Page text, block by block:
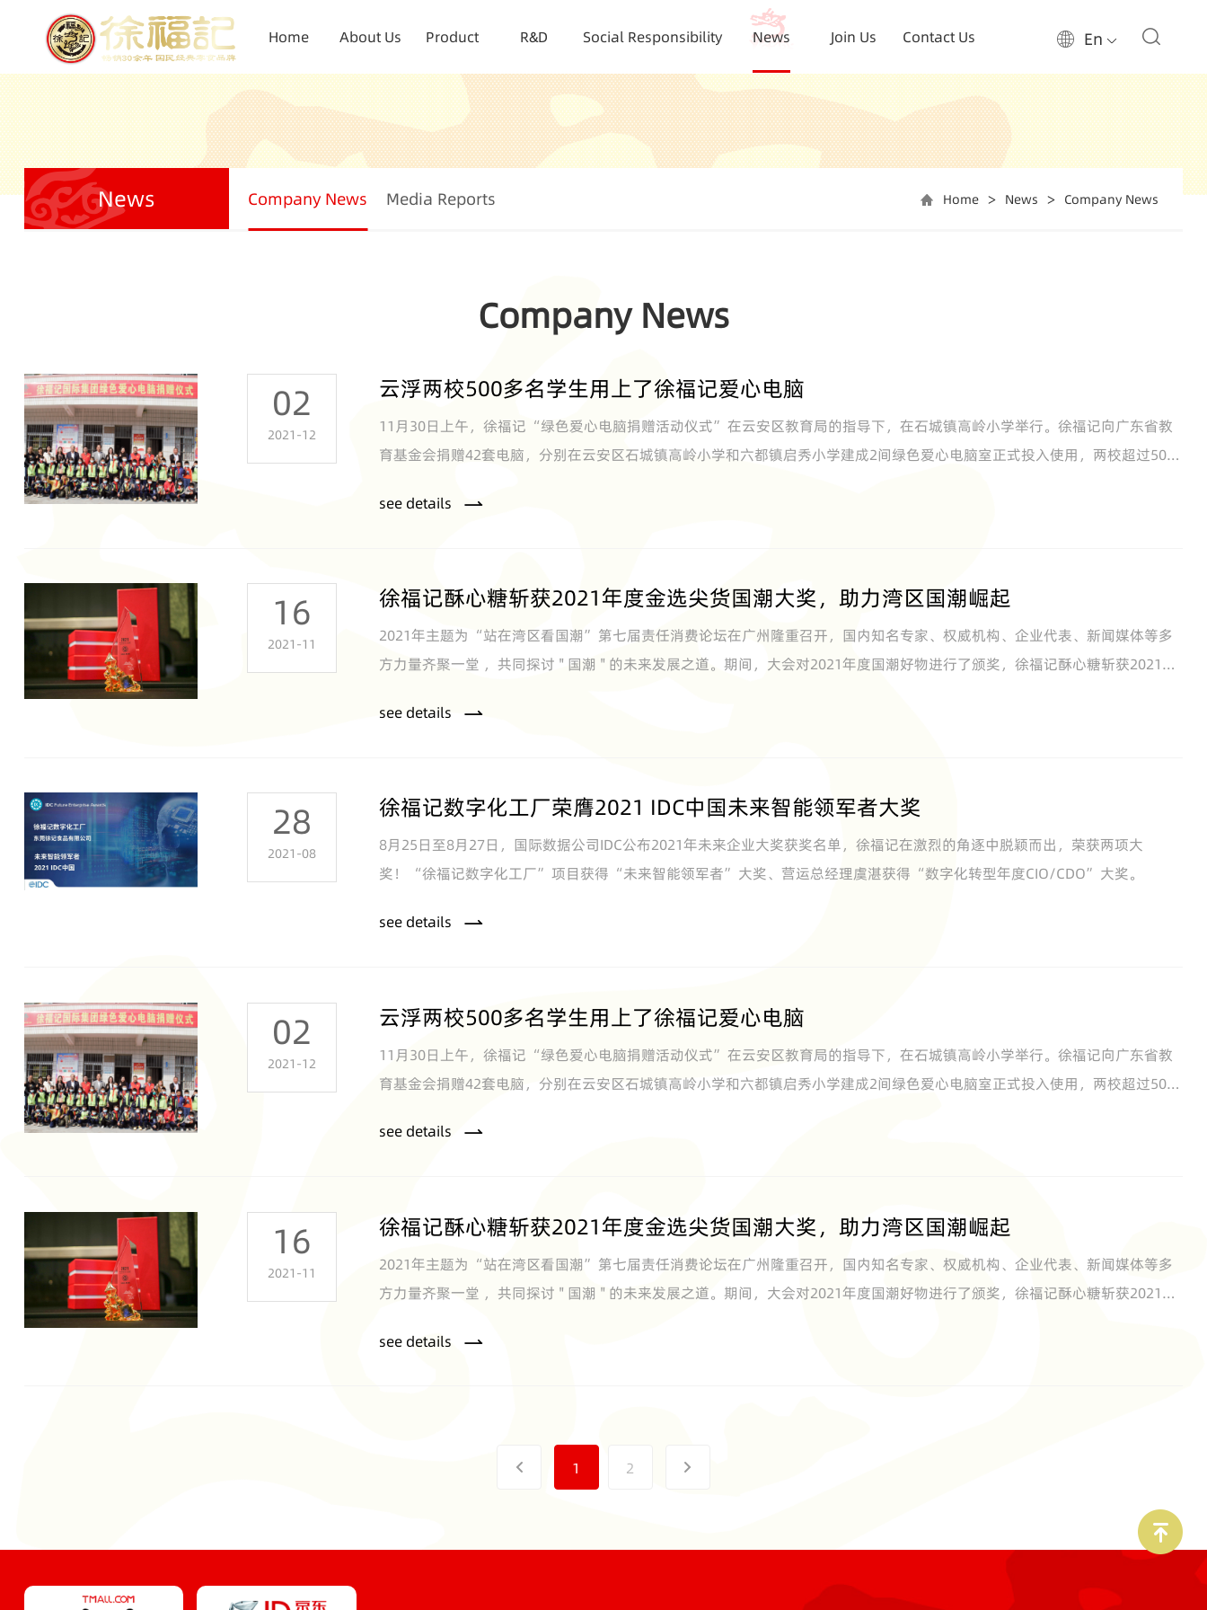
Home About Us Product R&D Social Responsibility News Join Us Contact Us En
Home > News > Company News
News Company News Media Reports
Company News
02
2021-12
云浮两校500多名学生用上了徐福记爱心电脑
11月30日上午，徐福记“绿色爱心电脑捐赠活动仪式”在云安区教育局的指导下，在石城镇高岭小学举行。徐福记向广东省教
育基金会捐赠42套电脑，分别在云安区石城镇高岭小学和六都镇启秀小学建成2间绿色爱心电脑室正式投入使用，两校超过500
see details
16
2021-11
徐福记酥心糖斩获2021年度金选尖货国潮大奖，助力湾区国潮崛起
2021年主题为“站在湾区看国潮”第七届责任消费论坛在广州隆重召开，国内知名专家、权威机构、企业代表、新闻媒体等多
方力量齐聚一堂 ，共同探讨 " 国潮 " 的未来发展之道。期间，大会对2021年度国潮好物进行了颁奖，徐福记酥心糖斩获2021年
see details
28
2021-08
徐福记数字化工厂荣膺2021 IDC中国未来智能领军者大奖
8月25日至8月27日，国际数据公司IDC公布2021年未来企业大奖获奖名单，徐福记在激烈的角逐中脱颖而出，荣获两项大
奖！“徐福记数字化工厂”项目获得“未来智能领军者”大奖、营运总经理虞湛获得“数字化转型年度CIO/CDO”大奖。
see details
02
2021-12
云浮两校500多名学生用上了徐福记爱心电脑
11月30日上午，徐福记“绿色爱心电脑捐赠活动仪式”在云安区教育局的指导下，在石城镇高岭小学举行。徐福记向广东省教
育基金会捐赠42套电脑，分别在云安区石城镇高岭小学和六都镇启秀小学建成2间绿色爱心电脑室正式投入使用，两校超过500
see details
16
2021-11
徐福记酥心糖斩获2021年度金选尖货国潮大奖，助力湾区国潮崛起
2021年主题为“站在湾区看国潮”第七届责任消费论坛在广州隆重召开，国内知名专家、权威机构、企业代表、新闻媒体等多
方力量齐聚一堂 ，共同探讨 " 国潮 " 的未来发展之道。期间，大会对2021年度国潮好物进行了颁奖，徐福记酥心糖斩获2021年
see details
1 2